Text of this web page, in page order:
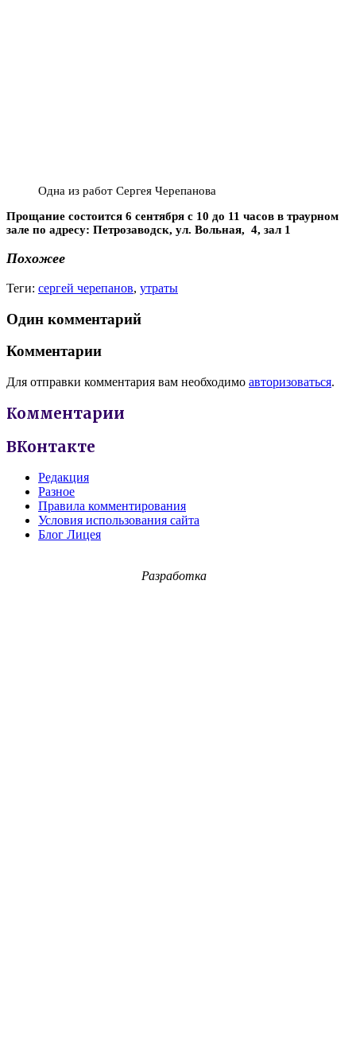
Одна из работ Сергея Черепанова
Прощание состоится 6 сентября с 10 до 11 часов в траурном
зале по адресу: Петрозаводск, ул. Вольная, 4, зал 1
Похожее
Теги: сергей черепанов, утраты
Один комментарий
Комментарии
Для отправки комментария вам необходимо авторизоваться.
Комментарии
ВКонтакте
Редакция
Разное
Правила комментирования
Условия использования сайта
Блог Лицея
Разработка